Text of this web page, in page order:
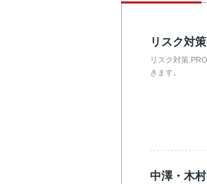
リスク対
リスク対策
きます。
中澤・木